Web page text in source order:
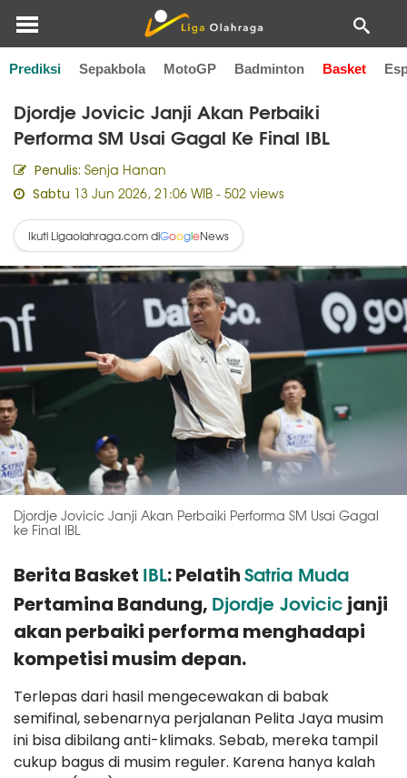
Prediksi Sepakbola MotoGP Badminton Basket
Home Basket
Djordje Jovicic Janji Akan Perbaiki
Performa SM Usai Gagal Ke Final IBL
Penulis: Senja Hanan
Sabtu 13 Jun 2026, 21:06 WIB - 502 views
Ikuti Ligaolahraga.com diGoogleNews
Djordje Jovicic Janji Akan Perbaiki Performa SM Usai Gagal
ke Final IBL
Berita Basket IBL: PelatihSatria Muda
Pertamina Bandung, Djordje Jovicic janji
akan perbaiki performa menghadapi
kompetisi musim depan.
Terlepas dari hasil mengecewakan di babak
semifinal, sebenarnya perjalanan Pelita Jaya musim
ini bisa dibilang anti-klimaks. Sebab, mereka tampil
cukup bagus di musim reguler. Karena hanya kalah